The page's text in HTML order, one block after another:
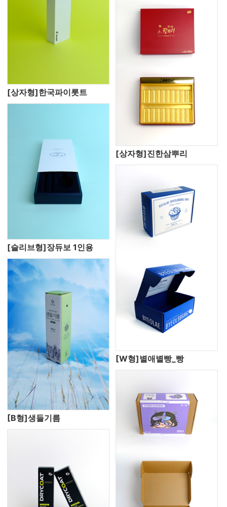
[상자형]한국파이롯트
[슬리브형]장듀보 1인용
[상자형]진한삼뿌리
[B형]생들기름
[W형]별애별빵_빵